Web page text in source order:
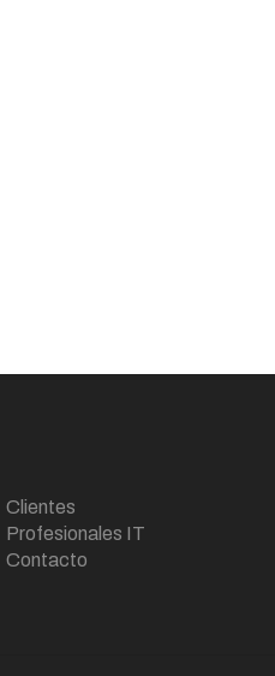
Clientes
Profesionales IT
Contacto